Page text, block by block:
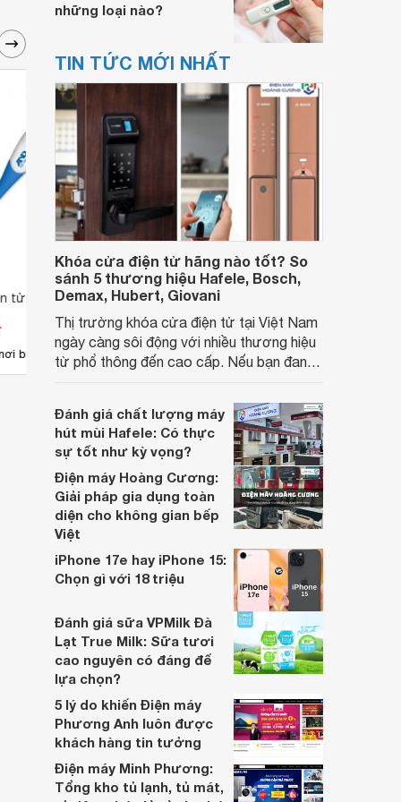
tử dạng bút AND
bán
Nhiệt kế điện tử dạng bút 60s
MicroLife 1931GT
Giá từ 95.700 đ
Có nơi bán
những loại nào?
TIN TỨC MỚI NHẤT
Khóa cửa điện tử hãng nào tốt? So
sánh 5 thương hiệu Hafele, Bosch,
Demax, Hubert, Giovani
Thị trường khóa cửa điện tử tại Việt Nam
ngày càng sôi động với nhiều thương hiệu
từ phổ thông đến cao cấp. Nếu bạn đang
bài viết này sẽ so sánh 5 thương hiệu
được quan tâm nhiều hiện nay: Hafele,
Bosch, Demax, Hubert và Giovani.
Đánh giá chất lượng máy
hút mùi Hafele: Có thực
sự tốt như kỳ vọng?
Điện máy Hoàng Cương:
Giải pháp gia dụng toàn
diện cho không gian bếp
Việt
iPhone 17e hay iPhone 15:
Chọn gì với 18 triệu
Đánh giá sữa VPMilk Đà
Lạt True Milk: Sữa tươi
cao nguyên có đáng để
lựa chọn?
5 lý do khiến Điện máy
Phương Anh luôn được
khách hàng tin tưởng
Điện máy Minh Phương:
Tổng kho tủ lạnh, tủ mát,